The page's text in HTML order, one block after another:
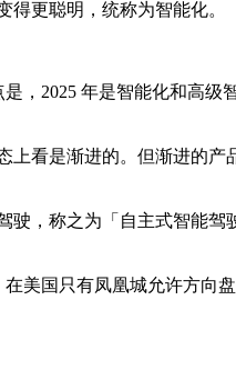
更聪明，统称为智能化。
2025 年是智能化和高级
看是渐进的。但渐进的产
，称之为「自主式智能驾
美国只有凤凰城允许方向